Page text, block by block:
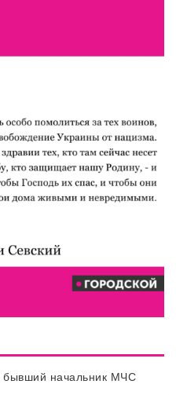
бывший начальник МЧС